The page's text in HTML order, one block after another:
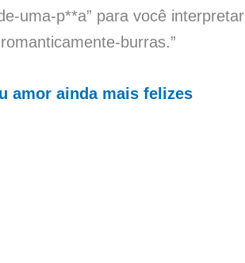
uma-p**a” para você interpretar
burras.”
amor ainda mais felizes